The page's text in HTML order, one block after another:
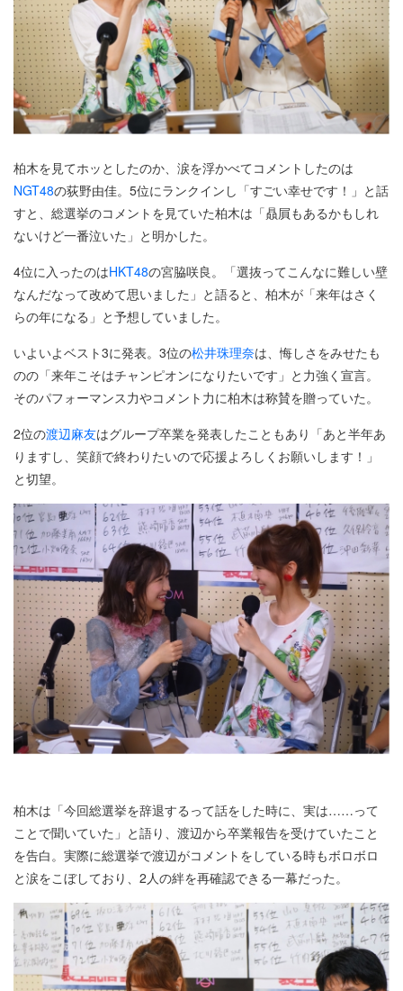
柏木を見てホッとしたのか、涙を浮かべてコメントしたのは
NGT48の荻野由佳。5位にランクインし「すごい幸せです！」と話
すと、総選挙のコメントを見ていた柏木は「贔屓もあるかもしれ
ないけど一番泣いた」と明かした。
4位に入ったのはHKT48の宮脇咲良。「選抜ってこんなに難しい壁
なんだなって改めて思いました」と語ると、柏木が「来年はさく
らの年になる」と予想していました。
いよいよベスト3に発表。3位の松井珠理奈は、悔しさをみせたも
のの「来年こそはチャンピオンになりたいです」と力強く宣言。
そのパフォーマンス力やコメント力に柏木は称賛を贈っていた。
2位の渡辺麻友はグループ卒業を発表したこともあり「あと半年あ
りますし、笑顔で終わりたいので応援よろしくお願いします！」
と切望。
柏木は「今回総選挙を辞退するって話をした時に、実は……って
ことで聞いていた」と語り、渡辺から卒業報告を受けていたこと
を告白。実際に総選挙で渡辺がコメントをしている時もボロボロ
と涙をこぼしており、2人の絆を再確認できる一幕だった。